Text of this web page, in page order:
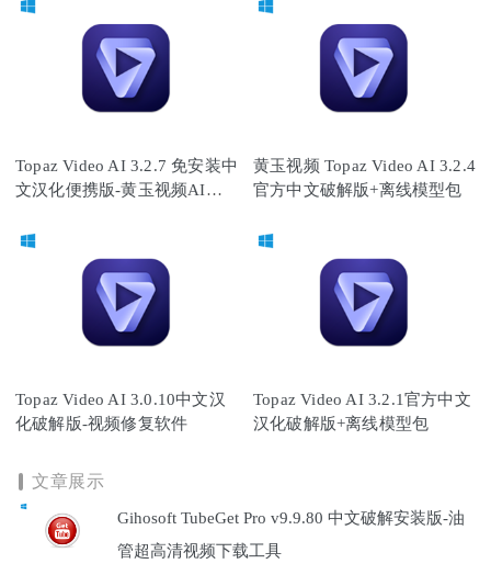
Topaz Video AI 3.2.7 免安装中
文汉化便携版-黄玉视频AI软
黄玉视频 Topaz Video AI 3.2.4
官方中文破解版+离线模型包
Topaz Video AI 3.0.10中文汉
化破解版-视频修复软件
Topaz Video AI 3.2.1官方中文
汉化破解版+离线模型包
文章展示
Gihosoft TubeGet Pro v9.9.80 中文破解安装版-油
管超高清视频下载工具